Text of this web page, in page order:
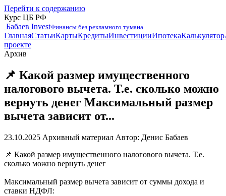
Перейти к содержанию
Курс ЦБ РФ
Бабаев InvestФинансы без рекламного тумана
ГлавнаяСтатьиКартыКредитыИнвестицииИпотекаКалькулятор
проекте
Архив
📌 Какой размер имущественного
налогового вычета. Т.е. сколько можно
вернуть денег Максимальный размер
вычета зависит от...
23.10.2025 Архивный материал Автор: Денис Бабаев
📌 Какой размер имущественного налогового вычета. Т.е.
сколько можно вернуть денег
Максимальный размер вычета зависит от суммы дохода и
ставки НДФЛ: